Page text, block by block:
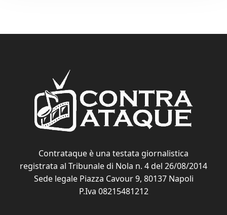
Contrataque è una testata giornalistica
registrata al Tribunale di Nola n. 4 del 26/08/2014
Sede legale Piazza Cavour 9, 80137 Napoli
P.Iva 08215481212